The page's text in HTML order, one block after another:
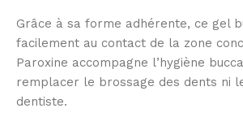
Grâce à sa forme adhérente, ce gel
facilement au contact de la zone
Paroxine accompagne l’hygiène
remplacer le brossage des dents ni
dentiste.